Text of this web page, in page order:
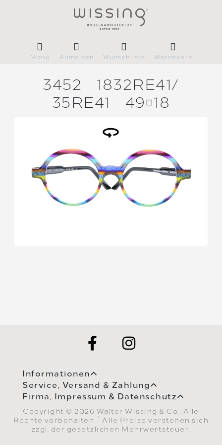
Menü Anmelden Wunschliste Warenkorb
3452
1832RE41/
35RE41
4918
Informationen
Service, Versand & Zahlung
Firma, Impressum & Datenschutz
Copyright © 2026 Walter Wissing & Co.. Alle
Rechte vorbehalten.
* Alle Preise verstehen sich
zzgl. der gesetzlichen Mehrwertsteuer.